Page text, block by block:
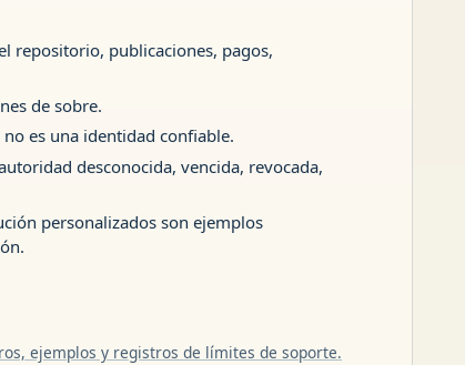
repositorio, publicaciones, pagos,
de sobre.
es una identidad confiable.
desconocida, vencida, revocada,
personalizados son ejemplos
ejemplos y registros de límites de soporte.